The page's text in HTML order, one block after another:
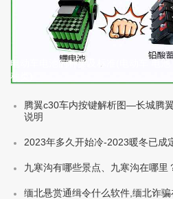
电动车电池的种类及标准(电动车 电池
种类)
腾翼c30车内按键解析图—长城腾
说明
2023年多久开始冷-2023暖冬已成
九寒沟有哪些景点、九寒沟在哪里
缅北悬赏通缉令什么软件,缅北诈